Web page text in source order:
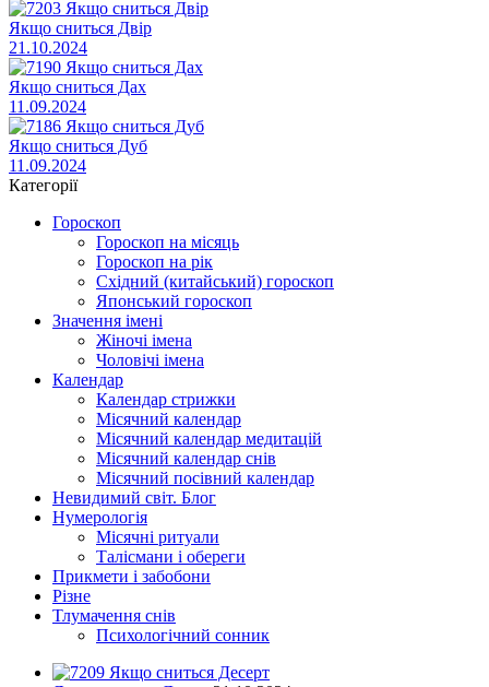
Якщо сниться Двір
21.10.2024
Якщо сниться Дах
11.09.2024
Якщо сниться Дуб
11.09.2024
Категорії
Гороскоп
Гороскоп на місяць
Гороскоп на рік
Східний (китайський) гороскоп
Японський гороскоп
Значення імені
Жіночі імена
Чоловічі імена
Календар
Календар стрижки
Місячний календар
Місячний календар медитацій
Місячний календар снів
Місячний посівний календар
Невидимий світ. Блог
Нумерологія
Місячні ритуали
Талісмани і обереги
Прикмети і забобони
Різне
Тлумачення снів
Психологічний сонник